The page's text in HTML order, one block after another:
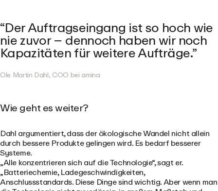
Der Auftragseingang ist so hoch wie
nie zuvor – dennoch haben wir noch
Kapazitäten für weitere Aufträge.
Ole Martin Dahl, COO bei amina
Wie geht es weiter?
Dahl argumentiert, dass der ökologische Wandel nicht allein
durch bessere Produkte gelingen wird. Es bedarf besserer
Systeme.
„Alle konzentrieren sich auf die Technologie“, sagt er.
„Batteriechemie, Ladegeschwindigkeiten,
Anschlussstandards. Diese Dinge sind wichtig. Aber wenn man